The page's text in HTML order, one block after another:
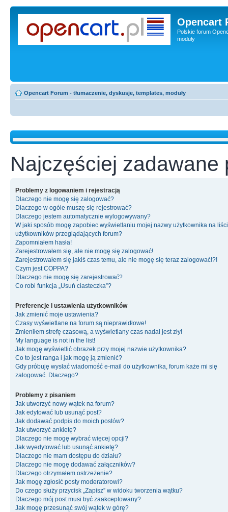
Opencart
Polskie forum
moduły
Opencart Forum - tłumaczenie, dyskusje, templates, moduły
Najczęściej zadawane
Problemy z logowaniem i rejestracją
Dlaczego nie mogę się zalogować?
Dlaczego w ogóle muszę się rejestrować?
Dlaczego jestem automatycznie wylogowywany?
W jaki sposób mogę zapobiec wyświetlaniu mojej nazwy użytkownika na
użytkowników przeglądających forum?
Zapomniałem hasła!
Zarejestrowałem się, ale nie mogę się zalogować!
Zarejestrowałem się jakiś czas temu, ale nie mogę się teraz zalogować!?!
Czym jest COPPA?
Dlaczego nie mogę się zarejestrować?
Co robi funkcja „Usuń ciasteczka”?
Preferencje i ustawienia użytkowników
Jak zmienić moje ustawienia?
Czasy wyświetlane na forum są nieprawidłowe!
Zmieniłem strefę czasową, a wyświetlany czas nadal jest zły!
My language is not in the list!
Jak mogę wyświetlić obrazek przy mojej nazwie użytkownika?
Co to jest ranga i jak mogę ją zmienić?
Gdy próbuję wysłać wiadomość e-mail do użytkownika, forum każe mi się
zalogować. Dlaczego?
Problemy z pisaniem
Jak utworzyć nowy wątek na forum?
Jak edytować lub usunąć post?
Jak dodawać podpis do moich postów?
Jak utworzyć ankietę?
Dlaczego nie mogę wybrać więcej opcji?
Jak wyedytować lub usunąć ankietę?
Dlaczego nie mam dostępu do działu?
Dlaczego nie mogę dodawać załączników?
Dlaczego otrzymałem ostrzeżenie?
Jak mogę zgłosić posty moderatorowi?
Do czego służy przycisk „Zapisz” w widoku tworzenia wątku?
Dlaczego mój post musi być zaakceptowany?
Jak mogę przesunąć swój wątek w górę?